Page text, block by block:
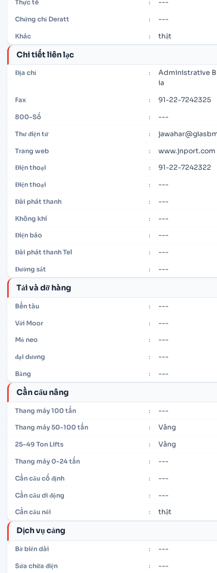
Thực tế : ---
Chứng chỉ Deratt : ---
Khác : thật
Chi tiết liên lạc
Địa chỉ :
Administrative
ia
Fax : 91-22-7242325
800-Số : ---
Thư điện tử :
Trang web : www.jnport.com
Điện thoại : 91-22-7242322
Điện thoại : ---
Đài phát thanh : ---
Không khí : ---
Điện báo : ---
Đài phát thanh Tel : ---
Đường sắt : ---
Tải và dỡ hàng
Bến tàu : ---
Với Moor : ---
Mỏ neo : ---
đại dương : ---
Băng : ---
Cần cẩu nâng
Thang máy 100 tấn : ---
Thang máy 50-100 tấn : Vâng
25-49 Ton Lifts : Vâng
Thang máy 0-24 tấn : ---
Cần cẩu cố định : ---
Cần cẩu di động : ---
Cần cẩu nổi : thật
Dịch vụ cảng
Bờ biển dài : ---
Sửa chữa điện : ---